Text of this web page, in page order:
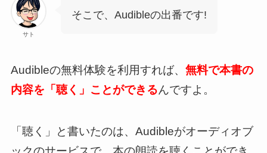
サト
そこで、Audibleの出番です!
Audibleの無料体験を利用すれば、 無料で本書の
内容を「聴く」ことができるんですよ。
「聴く」と書いたのは、Audibleがオーディオブ